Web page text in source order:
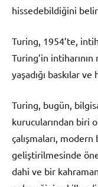
hissedebildiğini
Turing, 1954’te,
Turing’in
yaşadığı baskılar
Turing, bugün,
kurucularından biri
çalışmaları, modern
geliştirilmesinde
dahi ve bir